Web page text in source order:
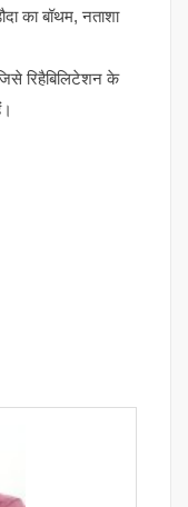
का बॉथम, नताशा
रिहैबिलिटेशन के